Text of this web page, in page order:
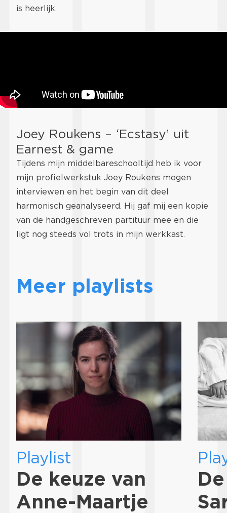
is heerlijk.
Joey Roukens – ‘Ecstasy’ uit
Earnest & game
Tijdens mijn middelbareschooltijd heb ik voor
mijn profielwerkstuk Joey Roukens mogen
interviewen en het begin van dit deel
harmonisch geanalyseerd. Hij gaf mij een kopie
van de handgeschreven partituur mee en die
ligt nog steeds vol trots in mijn werkkast.
Meer playlists
Playlist
De keuze van
Anne-Maartje